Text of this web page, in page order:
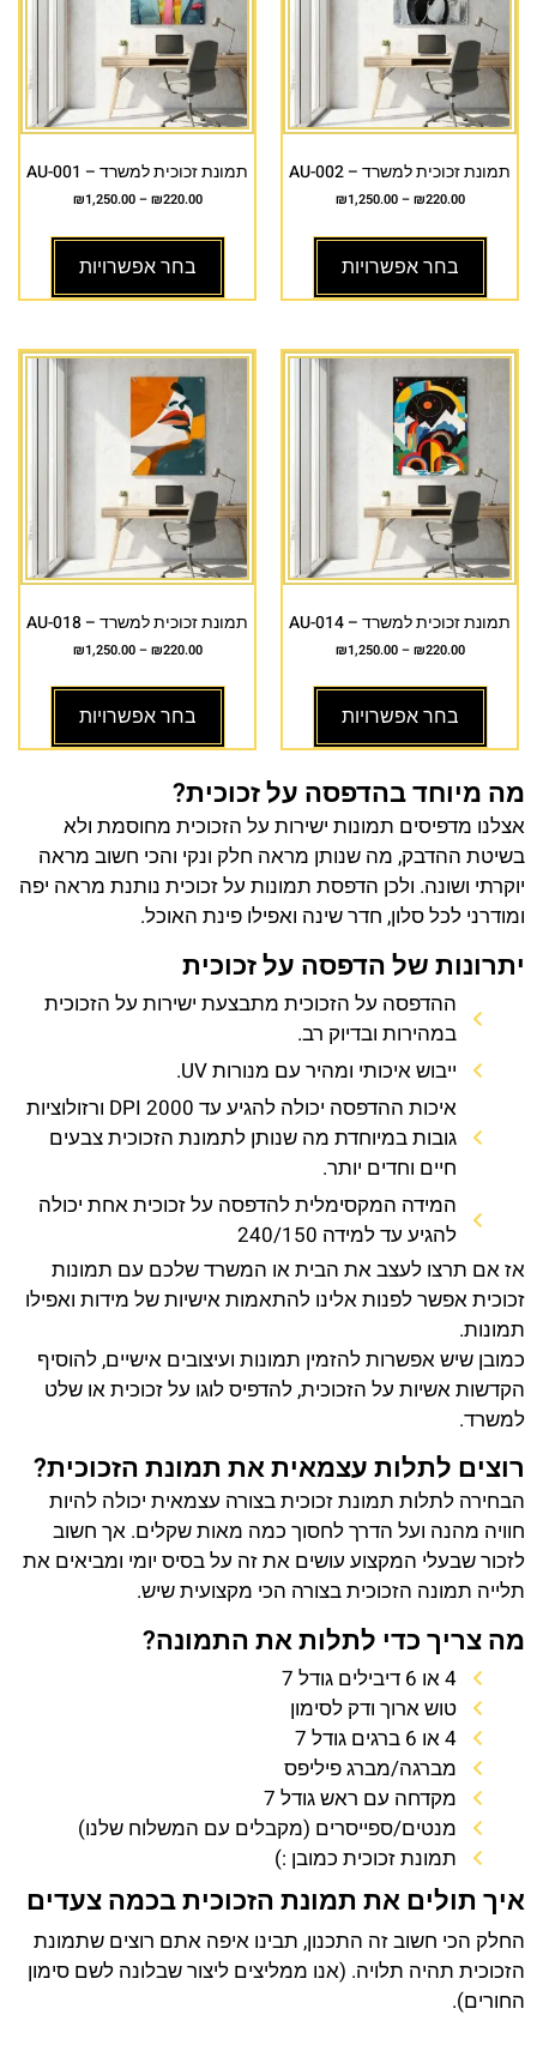
תמונת זכוכית למשרד – AU-002
₪220.00
–
₪1,250.00
בחר אפשרויות
תמונת זכוכית למשרד – AU-001
₪220.00
–
₪1,250.00
בחר אפשרויות
תמונת זכוכית למשרד – AU-014
₪220.00
–
₪1,250.00
בחר אפשרויות
תמונת זכוכית למשרד – AU-018
₪220.00
–
₪1,250.00
בחר אפשרויות
מה מיוחד בהדפסה על זכוכית?
אצלנו מדפיסים תמונות ישירות על הזכוכית מחוסמת ולא
בשיטת ההדבק, מה שנותן מראה חלק ונקי והכי חשוב מראה
יוקרתי ושונה. ולכן הדפסת תמונות על זכוכית נותנת מראה יפה
ומודרני לכל סלון, חדר שינה ואפילו פינת האוכל.
יתרונות של הדפסה על זכוכית
ההדפסה על הזכוכית מתבצעת ישירות על הזכוכית
במהירות ובדיוק רב.
ייבוש איכותי ומהיר עם מנורות UV.
איכות ההדפסה יכולה להגיע עד 2000 DPI ורזולוציות
גובות במיוחדת מה שנותן לתמונת הזכוכית צבעים
חיים וחדים יותר.
המידה המקסימלית להדפסה על זכוכית אחת יכולה
להגיע עד למידה 240/150
אז אם תרצו לעצב את הבית או המשרד שלכם עם תמונות
זכוכית אפשר לפנות אלינו להתאמות אישיות של מידות ואפילו
תמונות.
כמובן שיש אפשרות להזמין תמונות ועיצובים אישיים, להוסיף
הקדשות אשיות על הזכוכית, להדפיס לוגו על זכוכית או שלט
למשרד.
רוצים לתלות עצמאית את תמונת הזכוכית?
הבחירה לתלות תמונת זכוכית בצורה עצמאית יכולה להיות
חוויה מהנה ועל הדרך לחסוך כמה מאות שקלים. אך חשוב
לזכור שבעלי המקצוע עושים את זה על בסיס יומי ומביאים את
תלייה תמונה הזכוכית בצורה הכי מקצועית שיש.
מה צריך כדי לתלות את התמונה?
4 או 6 דיבילים גודל 7
טוש ארוך ודק לסימון
4 או 6 ברגים גודל 7
מברגה/מברג פיליפס
מקדחה עם ראש גודל 7
מנטים/ספייסרים (מקבלים עם המשלוח שלנו)
תמונת זכוכית כמובן :)
איך תולים את תמונת הזכוכית בכמה צעדים
החלק הכי חשוב זה התכנון, תבינו איפה אתם רוצים שתמונת
הזכוכית תהיה תלויה. (אנו ממליצים ליצור שבלונה לשם סימון
החורים).